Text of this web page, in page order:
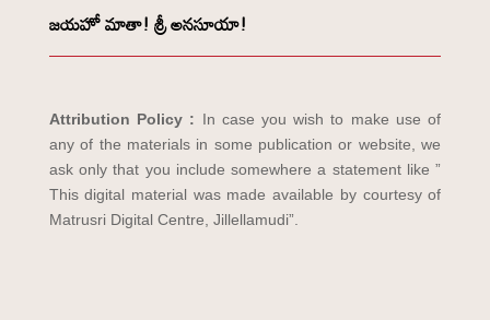
జయహో మాతా! శ్రీ అనసూయా!
Attribution Policy : In case you wish to make use of
any of the materials in some publication or website, we
ask only that you include somewhere a statement like ”
This digital material was made available by courtesy of
Matrusri Digital Centre, Jillellamudi”.